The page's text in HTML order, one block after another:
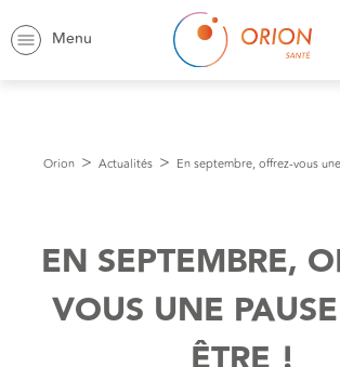
Menu
Orion Actualités En septembre, offrez-vous
EN SEPTEMBRE,
VOUS UNE